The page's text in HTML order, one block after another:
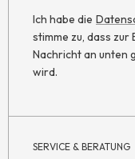
Ich habe die
stimme zu, dass
Nachricht an unten
wird.
SERVICE & BERATUNG